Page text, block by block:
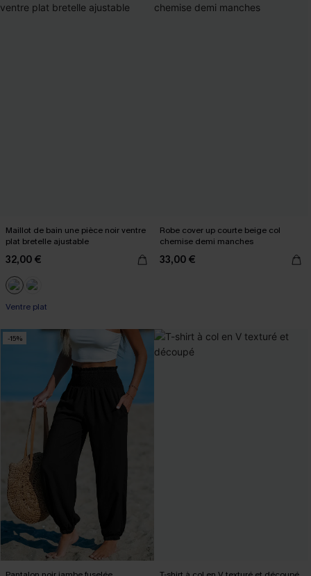
Maillot de bain une pièce noir ventre
plat bretelle ajustable
32,00 €
Ventre plat
Robe cover up courte beige col
chemise demi manches
33,00 €
-15%